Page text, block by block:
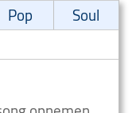
Pop
Soul